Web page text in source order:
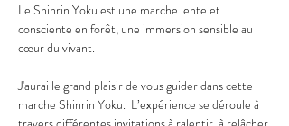
Le Shinrin Yoku est une marche lente et
consciente en forêt, une immersion sensible au
cœur du vivant.
J'aurai le grand plaisir de vous guider dans cette
marche Shinrin Yoku.  L’expérience se déroule à